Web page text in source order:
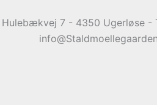
_ Hulebækvej 7 - 4350 Ugerløse -